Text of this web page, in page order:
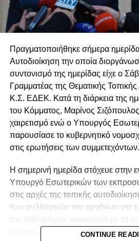
Πραγματοποιήθηκε σήμερα
Αυτοδιοίκηση την οποία
συντονισμό της ημερίδας είχε ο
Γραμματέας της Θεματικής
Κ.Σ. ΕΔΕΚ. Κατά τη διάρκεια της
του Κόμματος, Μαρίνος
χαιρετισμό ενώ ο Υπουργός
παρουσίασε το κυβερνητικό
στις ερωτήσεις των συμμετεχόντων.
Η σημερινή ημερίδα στόχευε στην
Υπουργό Εσωτερικών των
στις αρχές της τοπικής
των συλλογικών του οργάνων για
θεσμού της τοπικής αυτοδιοίκησης.
CONTINUE